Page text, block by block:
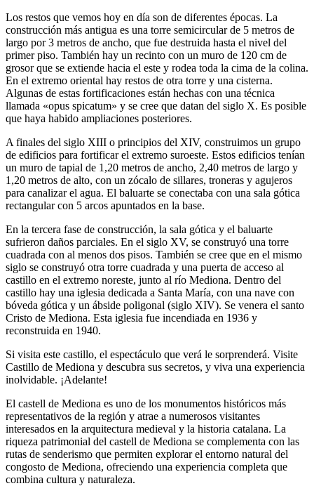
Los restos que vemos hoy en día son de diferentes épocas. La
construcción más antigua es una torre semicircular de 5 metros de
largo por 3 metros de ancho, que fue destruida hasta el nivel del
primer piso. También hay un recinto con un muro de 120 cm de
grosor que se extiende hacia el este y rodea toda la cima de la colina.
En el extremo oriental hay restos de otra torre y una cisterna.
Algunas de estas fortificaciones están hechas con una técnica
llamada «opus spicatum» y se cree que datan del siglo X. Es posible
que haya habido ampliaciones posteriores.
A finales del siglo XIII o principios del XIV, construimos un grupo
de edificios para fortificar el extremo suroeste. Estos edificios tenían
un muro de tapial de 1,20 metros de ancho, 2,40 metros de largo y
1,20 metros de alto, con un zócalo de sillares, troneras y agujeros
para canalizar el agua. El baluarte se conectaba con una sala gótica
rectangular con 5 arcos apuntados en la base.
En la tercera fase de construcción, la sala gótica y el baluarte
sufrieron daños parciales. En el siglo XV, se construyó una torre
cuadrada con al menos dos pisos. También se cree que en el mismo
siglo se construyó otra torre cuadrada y una puerta de acceso al
castillo en el extremo noreste, junto al río Mediona. Dentro del
castillo hay una iglesia dedicada a Santa María, con una nave con
bóveda gótica y un ábside poligonal (siglo XIV). Se venera el santo
Cristo de Mediona. Esta iglesia fue incendiada en 1936 y
reconstruida en 1940.
Si visita este castillo, el espectáculo que verá le sorprenderá. Visite
Castillo de Mediona y descubra sus secretos, y viva una experiencia
inolvidable. ¡Adelante!
El castell de Mediona es uno de los monumentos históricos más
representativos de la región y atrae a numerosos visitantes
interesados en la arquitectura medieval y la historia catalana. La
riqueza patrimonial del castell de Mediona se complementa con las
rutas de senderismo que permiten explorar el entorno natural del
congosto de Mediona, ofreciendo una experiencia completa que
combina cultura y naturaleza.